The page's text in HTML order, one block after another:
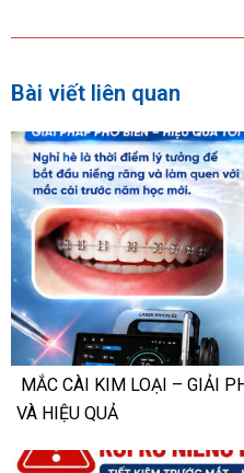
Bài viết liên quan
MẮC CÀI KIM LOẠI – GIẢI
VÀ HIỆU QUẢ